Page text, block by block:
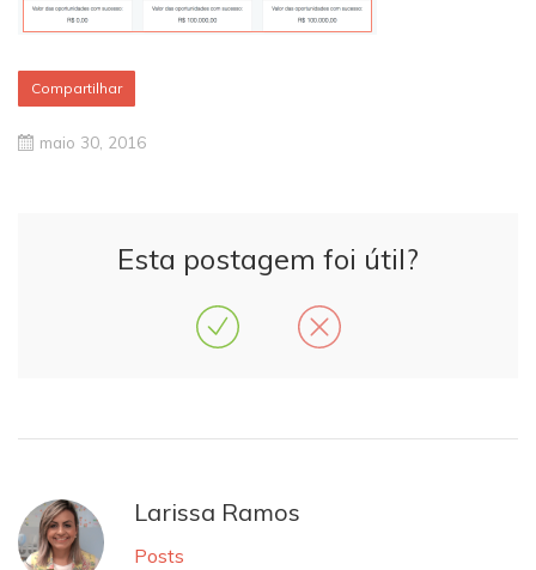
Compartilhar
maio 30, 2016
Esta postagem foi útil?
Larissa Ramos
Posts